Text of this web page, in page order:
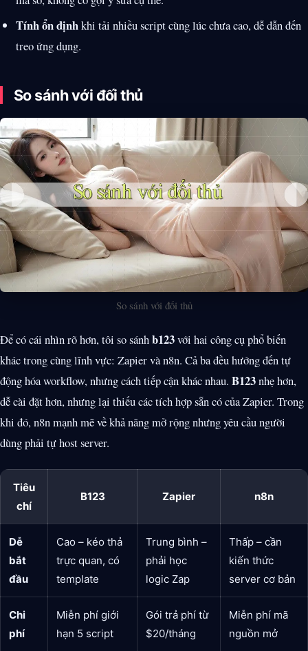
Tính ổn địnhkhi tải nhiều script cùng lúc chưa cao, dễ dẫn đến
treo ứng dụng.
So sánh với đối thủ
So sánh với đối thủ
Để có cái nhìn rõ hơn, tôi so sánhb123với hai công cụ phổ biến
khác trong cùng lĩnh vực: Zapier và n8n. Cả ba đều hướng đến tự
động hóa workflow, nhưng cách tiếp cận khác nhau. B123nhẹ hơn,
dễ cài đặt hơn, nhưng lại thiếu các tích hợp sẵn có của Zapier. Trong
khi đó, n8n mạnh mẽ về khả năng mở rộng nhưng yêu cầu người
dùng phải tự host server.
Tiêu
chí
B123 Zapier n8n
Dễ
bắt
đầu
Cao – kéo thả
trực quan, có
template
Trung bình –
phải học
logic Zap
Thấp – cần
kiến thức
server cơ bản
Chi
phí
Miễn phí giới
hạn 5 script
Gói trả phí từ
$20/tháng
Miễn phí mã
nguồn mở